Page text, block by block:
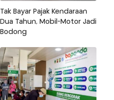
Tak Bayar Pajak Kendaraan
Dua Tahun, Mobil-Motor Jadi
Bodong